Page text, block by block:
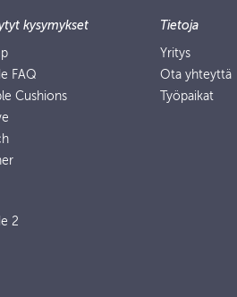
kysymykset
FAQ
Cushions
2
Tietoja
Yritys
Ota yhteyttä
Työpaikat